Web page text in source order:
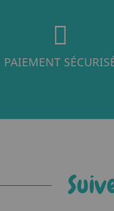
PAIEMENT